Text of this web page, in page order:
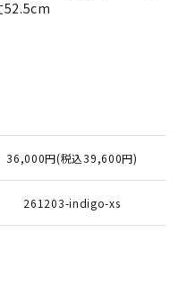
52.5cm
36,000円(税込39,600円)
261203-indigo-xs